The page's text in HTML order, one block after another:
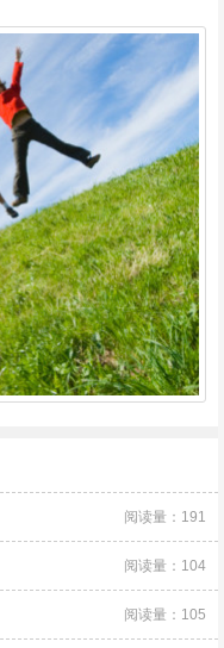
阅读量：191
阅读量：104
阅读量：105